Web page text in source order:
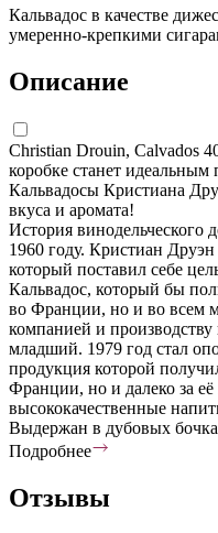
Кальвадос в качестве
умеренно-крепкими
Описание
Christian Drouin, Calvados
коробке станет
Кальвадосы Кристиана
вкуса и аромата!
История винодельческого
1960 году. Кристиан
который поставил себе
Кальвадос, который бы
во Франции, но и во всем
компанией и
младший. 1979 год стал
продукция которой
Франции, но и далеко за
высококачественные
Выдержан в дубовых
Подробнее
Отзывы